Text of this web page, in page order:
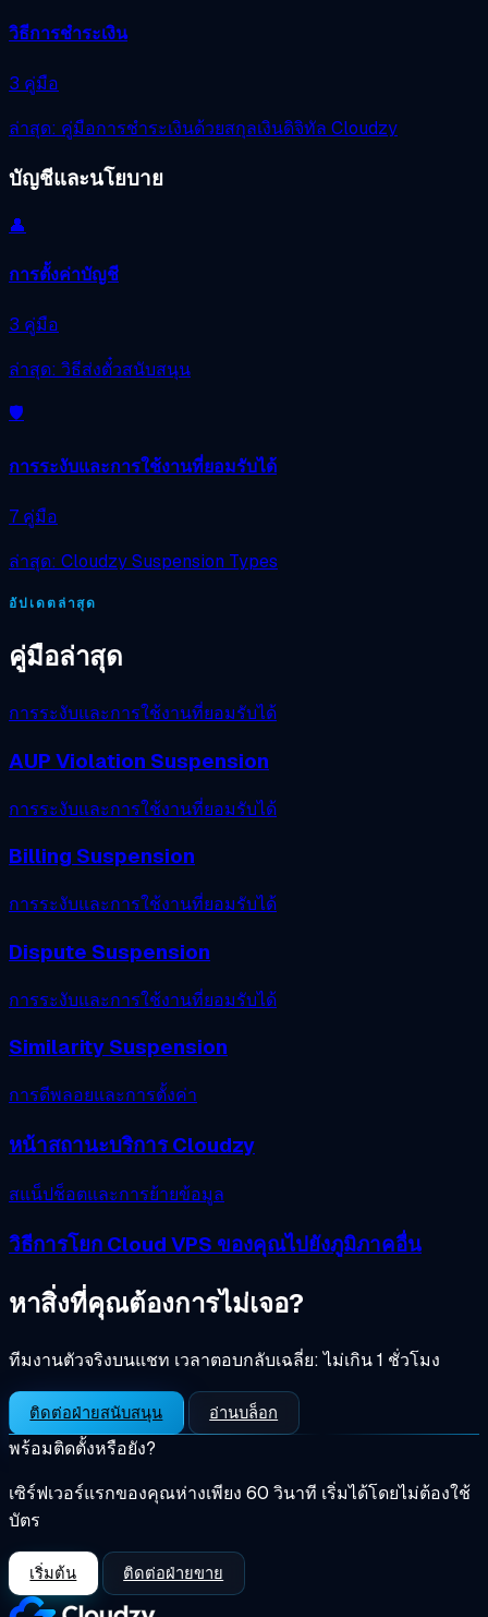
วิธีการชำระเงิน
3 คู่มือ
ล่าสุด: คู่มือการชำระเงินด้วยสกุลเงินดิจิทัล Cloudzy
บัญชีและนโยบาย
👤
การตั้งค่าบัญชี
3 คู่มือ
ล่าสุด: วิธีส่งตั๋วสนับสนุน
🛡️
การระงับและการใช้งานที่ยอมรับได้
7 คู่มือ
ล่าสุด: Cloudzy Suspension Types
อัปเดตล่าสุด
คู่มือล่าสุด
การระงับและการใช้งานที่ยอมรับได้
AUP Violation Suspension
การระงับและการใช้งานที่ยอมรับได้
Billing Suspension
การระงับและการใช้งานที่ยอมรับได้
Dispute Suspension
การระงับและการใช้งานที่ยอมรับได้
Similarity Suspension
การดีพลอยและการตั้งค่า
หน้าสถานะบริการ Cloudzy
สแน็ปช็อตและการย้ายข้อมูล
วิธีการโยก Cloud VPS ของคุณไปยังภูมิภาคอื่น
หาสิ่งที่คุณต้องการไม่เจอ?
ทีมงานตัวจริงบนแชท เวลาตอบกลับเฉลี่ย: ไม่เกิน 1 ชั่วโมง
ติดต่อฝ่ายสนับสนุน อ่านบล็อก
พร้อมติดตั้งหรือยัง?
เซิร์ฟเวอร์แรกของคุณห่างเพียง 60 วินาที เริ่มได้โดยไม่ต้องใช้
บัตร
เริ่มต้น ติดต่อฝ่ายขาย